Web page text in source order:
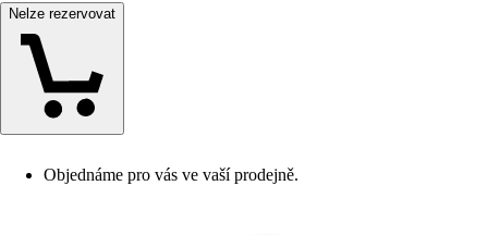
Nelze rezervovat
Objednáme pro vás ve vaší prodejně.